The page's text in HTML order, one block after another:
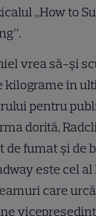
„How to
vrea să-şi
kilograme în
pentru
dorită,
de fumat şi de
este cel
care